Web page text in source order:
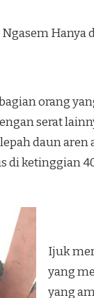
Ngasem
orang
serat
daun aren
di ketinggian
Ijuk
yang
yang